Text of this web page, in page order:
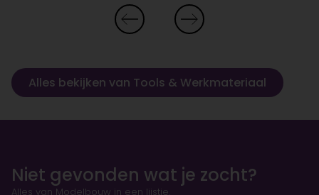
Alles bekijken van Tools & Werkmateriaal
Niet gevonden wat je zocht?
Alles van Modelbouw in een lijstje.